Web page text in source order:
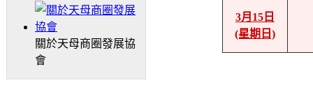
關於天母商圈發展協
會
3月15日
(星期日)